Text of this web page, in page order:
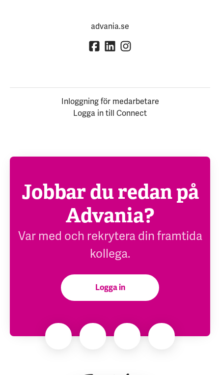
advania.se
Inloggning för medarbetare
Logga in till Connect
Jobbar du redan på
Advania?
Var med och rekrytera din framtida
kollega.
Logga in